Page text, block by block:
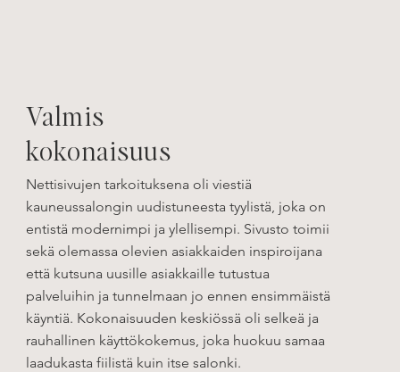
Valmis
kokonaisuus
Nettisivujen tarkoituksena oli viestiä
kauneussalongin uudistuneesta tyylistä, joka on
entistä modernimpi ja ylellisempi. Sivusto toimii
sekä olemassa olevien asiakkaiden inspiroijana
että kutsuna uusille asiakkaille tutustua
palveluihin ja tunnelmaan jo ennen ensimmäistä
käyntiä. Kokonaisuuden keskiössä oli selkeä ja
rauhallinen käyttökokemus, joka huokuu samaa
laadukasta fiilistä kuin itse salonki.